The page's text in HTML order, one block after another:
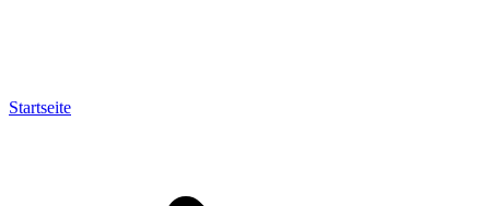
Startseite